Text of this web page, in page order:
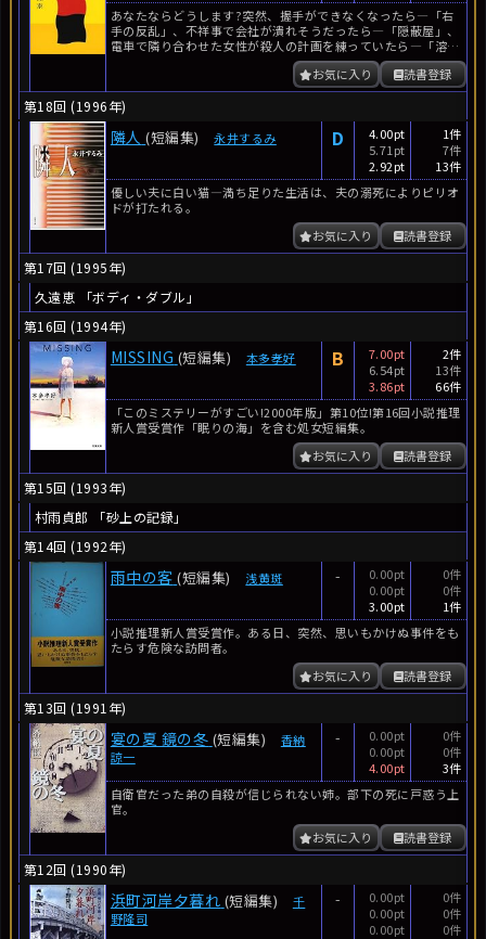
あなたならどうします?突然、握手ができなくなったら―「右
手の反乱」、不祥事で会社が潰れそうだったら―「隠蔽屋」、
電車で隣り合わせた女性が殺人の計画を練っていたら―「溶け
読書登録
お気に入り
第18回 (1996年)
隣人 (短編集) 永井するみ D
4.00pt
5.71pt
2.92pt
1件
7件
13件
優しい夫に白い猫―満ち足りた生活は、夫の溺死によりピリオ
ドが打たれる。
読書登録
お気に入り
第17回 (1995年)
久遠恵 「ボディ・ダブル」
第16回 (1994年)
MISSING (短編集) 本多孝好 B
7.00pt
6.54pt
3.86pt
2件
13件
66件
「このミステリーがすごい!2000年版」第10位!第16回小説推理
新人賞受賞作「眠りの海」を含む処女短編集。
読書登録
お気に入り
第15回 (1993年)
村雨貞郎 「砂上の記録」
第14回 (1992年)
雨中の客 (短編集) 浅黄斑 -
0.00pt
0.00pt
3.00pt
0件
0件
1件
小説推理新人賞受賞作。ある日、突然、思いもかけぬ事件をも
たらす危険な訪問者。
読書登録
お気に入り
第13回 (1991年)
宴の夏 鏡の冬 (短編集)
香納
諒一
-
0.00pt
0.00pt
4.00pt
0件
0件
3件
自衛官だった弟の自殺が信じられない姉。部下の死に戸惑う上
官。
読書登録
お気に入り
第12回 (1990年)
浜町河岸夕暮れ (短編集)
千
野隆司
-
0.00pt
0.00pt
0.00pt
0件
0件
0件